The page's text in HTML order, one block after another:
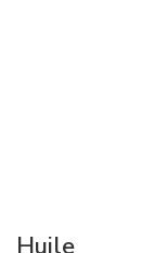
Huile